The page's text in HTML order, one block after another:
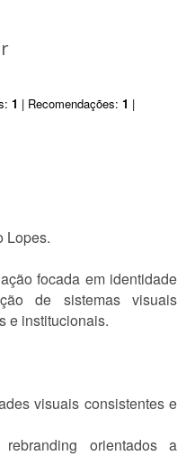
1 | Recomendações: 1 |
Lopes.
focada em identidade
de sistemas visuais
e institucionais.
visuais consistentes e
orientados a